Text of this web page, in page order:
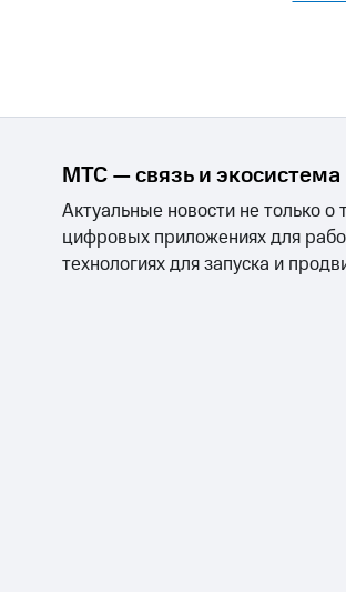
Тарифы RED, РИИЛ и
Обзоры товаров
Скидки до 40%
МТС — связь и
Актуальные новости не только
цифровых приложениях для
технологиях для запуска и